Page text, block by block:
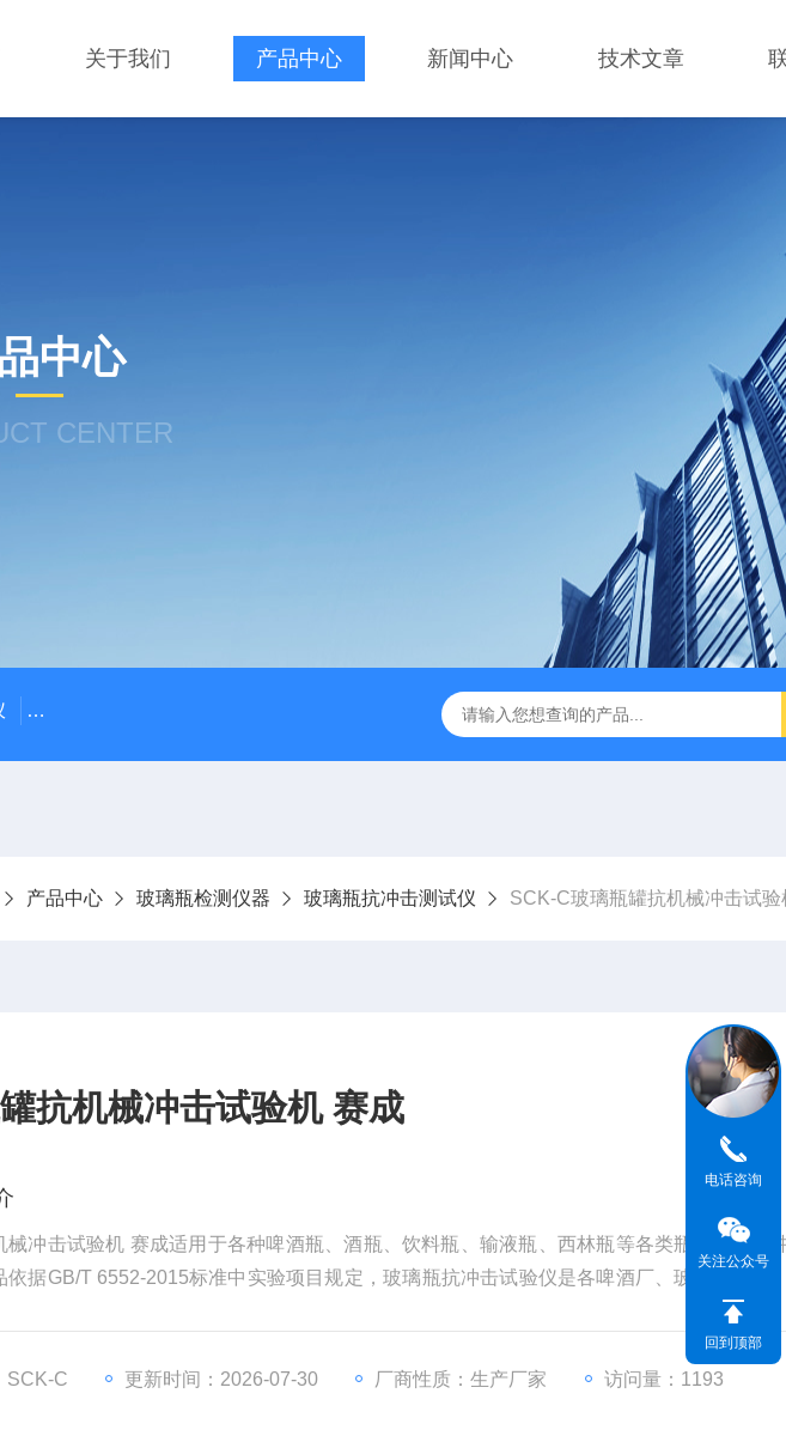
关于我们 产品中心 新闻中心 技术文章
中心
CENTER
SCK-H玻璃瓶耐热冲击检测仪 赛成仪器 密封测漏仪 密封检测设备
产品中心 玻璃瓶检测仪器 玻璃瓶抗冲击测试仪 SCK-C玻璃瓶罐抗机械冲击试验
抗机械冲击试验机 赛成
械冲击试验机 赛成适用于各种啤酒瓶、酒瓶、饮料瓶、输液瓶、西林瓶等各类瓶装产品抗
依据GB/T 6552-2015标准中实验项目规定，玻璃瓶抗冲击试验仪是各啤酒厂、玻璃瓶厂家
SCK-C 更新时间：2026-07-30 厂商性质：生产厂家 访问量：1193
电话咨询
关注公众号
回到顶部